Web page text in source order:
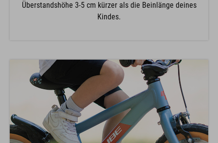
Überstandshöhe 3-5 cm kürzer als die Beinlänge deines
Kindes.